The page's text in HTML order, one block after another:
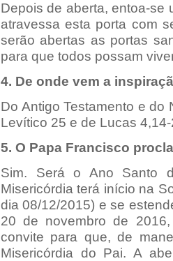
Depois de aberta, entoa-se
atravessa esta porta com
serão abertas as portas
para que todos possam
4. De onde vem a
Do Antigo Testamento e do
Levítico 25 e de Lucas
5. O Papa Francisco
Sim. Será o Ano Santo
Misericórdia terá início na
dia 08/12/2015) e se
20 de novembro de
convite para que, de
Misericórdia do Pai. A